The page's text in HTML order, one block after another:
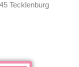
Tecklenburg